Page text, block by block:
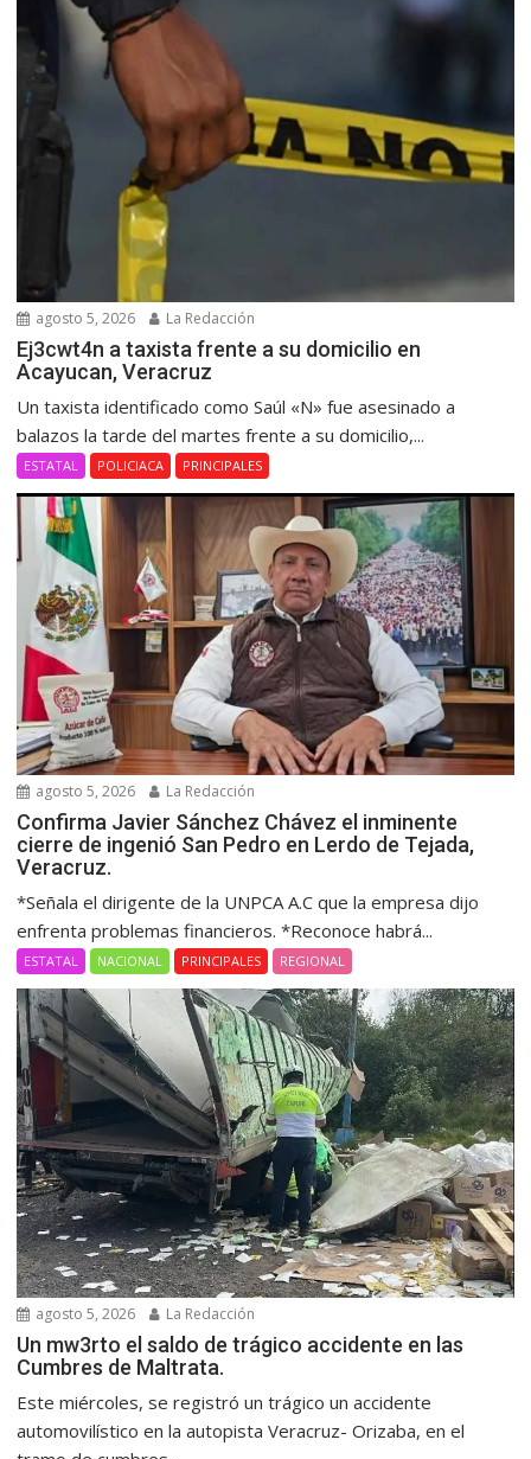
agosto 5, 2026 La Redacción
Ej3cwt4n a taxista frente a su domicilio en
Acayucan, Veracruz
Un taxista identificado como Saúl «N» fue asesinado a
balazos la tarde del martes frente a su domicilio,...
ESTATAL POLICIACA PRINCIPALES
agosto 5, 2026 La Redacción
Confirma Javier Sánchez Chávez el inminente
cierre de ingenió San Pedro en Lerdo de Tejada,
Veracruz.
*Señala el dirigente de la UNPCA A.C que la empresa dijo
enfrenta problemas financieros. *Reconoce habrá...
ESTATAL NACIONAL PRINCIPALES REGIONAL
agosto 5, 2026 La Redacción
Un mw3rto el saldo de trágico accidente en las
Cumbres de Maltrata.
Este miércoles, se registró un trágico un accidente
automovilístico en la autopista Veracruz- Orizaba, en el